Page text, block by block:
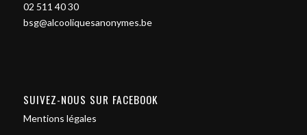
02 511 40 30
bsg@alcooliquesanonymes.be
SUIVEZ-NOUS SUR FACEBOOK
Mentions légales